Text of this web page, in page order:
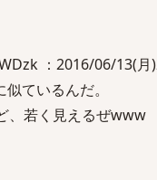
：2016/06/13(月
ているんだ。
、若く見えるぜwww